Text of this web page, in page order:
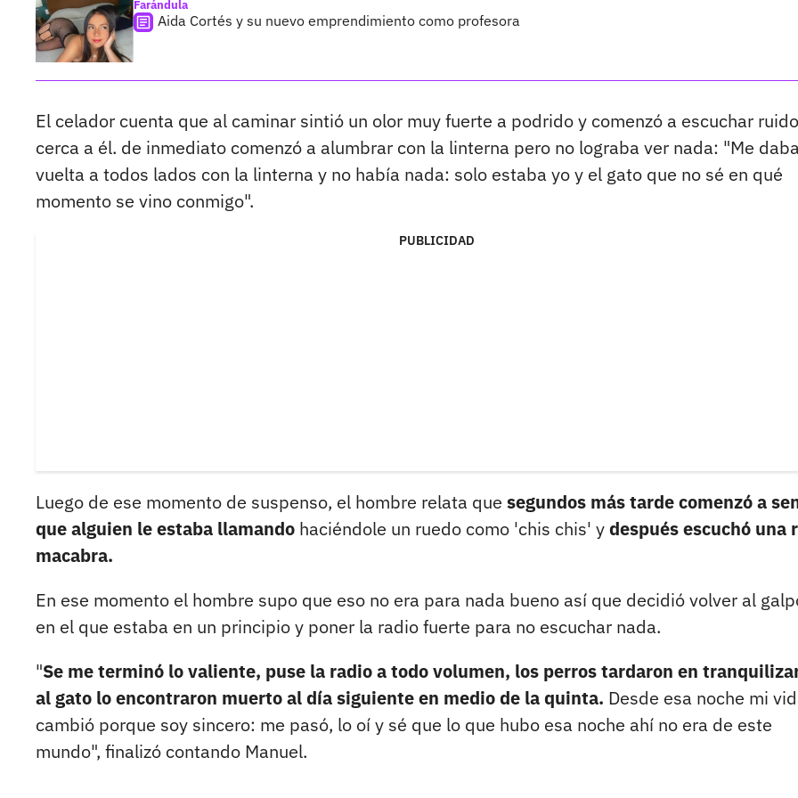
Farándula
Aida Cortés y su nuevo emprendimiento como profesora
El celador cuenta que al caminar sintió un olor muy fuerte a podrido y comenzó a escuchar
cerca a él. de inmediato comenzó a alumbrar con la linterna pero no lograba ver nada: "Me
vuelta a todos lados con la linterna y no había nada: solo estaba yo y el gato que no sé en qué
momento se vino conmigo".
PUBLICIDAD
Luego de ese momento de suspenso, el hombre relata que segundos más tarde comenzó a
que alguien le estaba llamando haciéndole un ruedo como 'chis chis' ydespués escuchó una
macabra.
En ese momento el hombre supo que eso no era para nada bueno así que decidió volver al
en el que estaba en un principio y poner la radio fuerte para no escuchar nada.
"Se me terminó lo valiente, puse la radio a todo volumen, los perros tardaron en
al gato lo encontraron muerto al día siguiente en medio de la quinta. Desde esa noche mi
cambió porque soy sincero: me pasó, lo oí y sé que lo que hubo esa noche ahí no era de este
mundo", finalizó contando Manuel.